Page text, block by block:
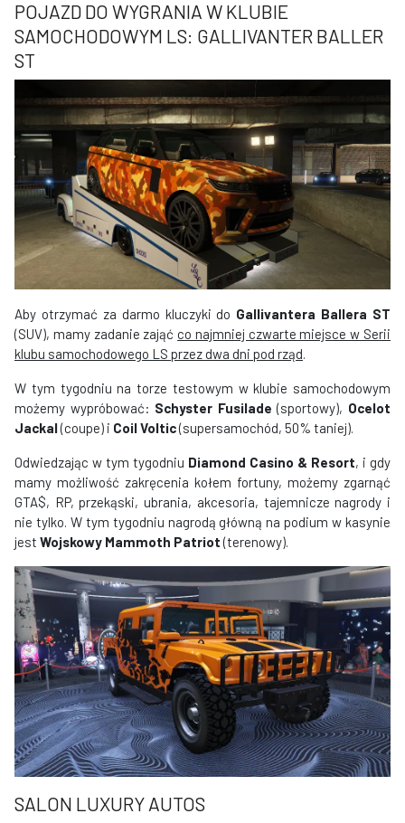
POJAZD DO WYGRANIA W KLUBIE
SAMOCHODOWYM LS: GALLIVANTER BALLER
ST
Aby otrzymać za darmo kluczyki do Gallivantera Ballera ST
(SUV), mamy zadanie zająć co najmniej czwarte miejsce w Serii
klubu samochodowego LS przez dwa dni pod rząd.
W tym tygodniu na torze testowym w klubie samochodowym
możemy wypróbować: Schyster Fusilade (sportowy), Ocelot
Jackal(coupe) i Coil Voltic(supersamochód, 50% taniej).
Odwiedzając w tym tygodniu Diamond Casino & Resort, i gdy
mamy możliwość zakręcenia kołem fortuny, możemy zgarnąć
GTA$, RP, przekąski, ubrania, akcesoria, tajemnicze nagrody i
nie tylko. W tym tygodniu nagrodą główną na podium w kasynie
jest Wojskowy Mammoth Patriot(terenowy).
SALON LUXURY AUTOS